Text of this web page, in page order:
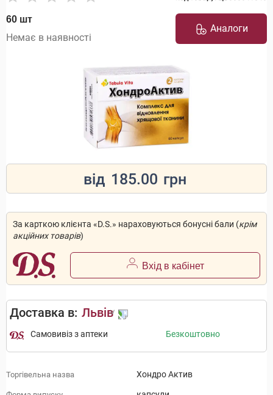
60 шт
Немає в наявності
Аналоги
від 185.00 грн
За карткою клієнта «D.S.» нараховуються бонусні бали (крім
акційних товарів)
Вхід в кабінет
Доставка в: Львів
Самовивіз з аптеки Безкоштовно
Торгівельна назва Хондро Актив